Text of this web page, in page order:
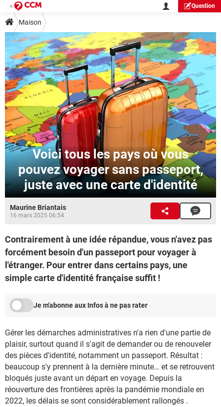
Question
Maison
Voici tous les pays où vous
pouvez voyager sans passeport,
juste avec une carte d'identité
Maurine Briantais
16 mars 2025 06:54
Contrairement à une idée répandue, vous n'avez pas
forcément besoin d'un passeport pour voyager à
l'étranger. Pour entrer dans certains pays, une
simple carte d'identité française suffit !
Je m'abonne aux Infos à ne pas rater
Gérer les démarches administratives n'a rien d'une partie de
plaisir, surtout quand il s'agit de demander ou de renouveler
des pièces d'identité, notamment un passeport. Résultat :
beaucoup s'y prennent à la dernière minute… et se retrouvent
bloqués juste avant un départ en voyage. Depuis la
réouverture des frontières après la pandémie mondiale en
2022, les délais se sont considérablement rallongés .